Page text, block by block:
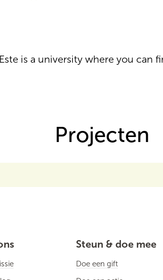
is a university where you can
Projecten
Steun & doe mee
Doe een gift